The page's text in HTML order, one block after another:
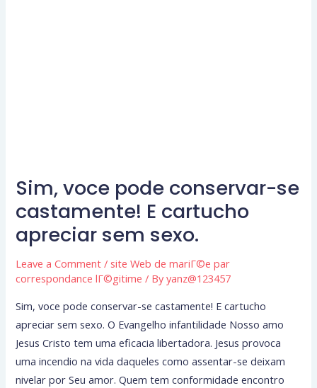
Sim, voce pode conservar-se
castamente! E cartucho
apreciar sem sexo.
Leave a Comment / site Web de mariГ©e par
correspondance lГ©gitime / Byyanz@123457
Sim, voce pode conservar-se castamente! E cartucho
apreciar sem sexo. O Evangelho infantilidade Nosso amo
Jesus Cristo tem uma eficacia libertadora. Jesus provoca
uma incendio na vida daqueles como assentar-se deixam
nivelar por Seu amor. Quem tem conformidade encontro
Sim,
pode
conservar-
se
castamente!
cartucho
apreciar
sem
sexo.